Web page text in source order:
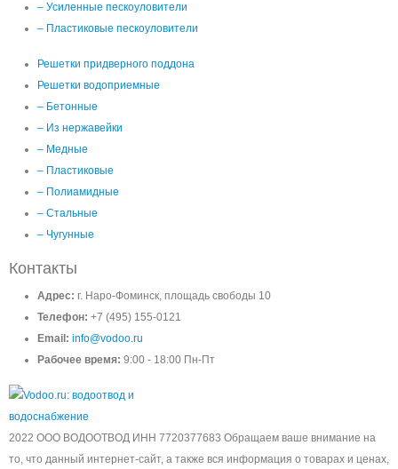
– Усиленные пескоуловители
– Пластиковые пескоуловители
Решетки придверного поддона
Решетки водоприемные
– Бетонные
– Из нержавейки
– Медные
– Пластиковые
– Полиамидные
– Стальные
– Чугунные
Контакты
Адрес: г. Наро-Фоминск, площадь свободы 10
Телефон: +7 (495) 155-0121
Email: info@vodoo.ru
Рабочее время: 9:00 - 18:00 Пн-Пт
2022 ООО ВОДООТВОД ИНН 7720377683 Обращаем ваше внимание на
то, что данный интернет-сайт, а также вся информация о товарах и ценах,